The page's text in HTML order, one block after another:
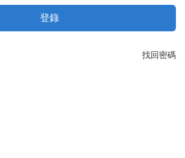
登錄
找回密碼